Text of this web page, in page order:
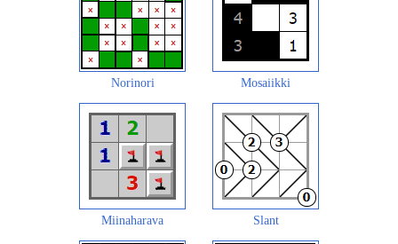
Norinori Mosaiikki
Miinaharava Slant